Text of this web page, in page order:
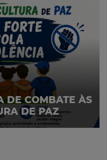
DE COMBATE ÀS
DE PAZ